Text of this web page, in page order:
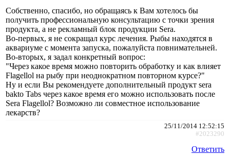
Собственно, спасибо, но обращаясь к Вам хотелось бы
получить профессиональную консультацию с точки зрения
продукта, а не рекламный блок продукции Sera.
Во-первых, я не сокращал курс лечения. Рыбы находятся в
аквариуме с момента запуска, пожалуйста повнимательней.
Во-вторых, я задал конкретный вопрос:
"Через какое время можно повторить обработку и как влияет
Flagellol на рыбу при неоднократном повторном курсе?"
Ну и если Вы рекомендуете дополнительный продукт sera
bakto Tabs через какое время его можно использовать после
Sera Flagellol? Возможно ли совместное использование
лекарств?
25/11/2014 12:52:15
#2023290
Ответить